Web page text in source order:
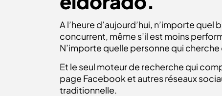
A l’heure d’aujourd’hui, n’importe
concurrent, même s’il est moins
N’importe quelle personne qui
Et le seul moteur de recherche qui
page Facebook et autres réseaux
traditionnelle.